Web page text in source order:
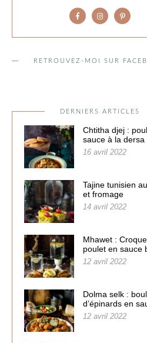
RETROUVEZ-MOI SUR
DERNIERS ARTICLES
Chtitha djej :
sauce à la dersa
16 avril 2022
Tajine tunisien
et fromage
14 avril 2022
Mhawet :
poulet en sauce
12 avril 2022
Dolma selk :
d’épinards en
12 avril 2022